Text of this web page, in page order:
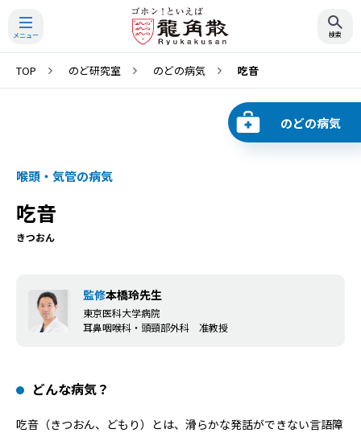
TOP のど研究室 のどの病気 吃音
喉頭・気管の病気
吃音
きつおん
のどの病気
どんな病気？
吃音（きつおん、どもり）とは、滑らかな発話ができない言語障
監修本橋玲先生
東京医科大学病院
耳鼻咽喉科・頭頸部外科 准教授